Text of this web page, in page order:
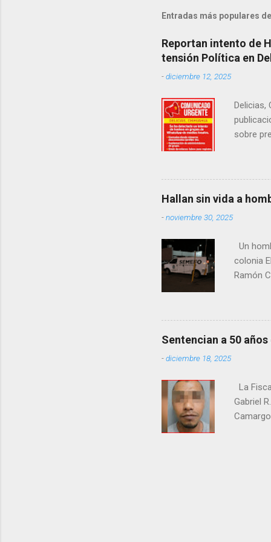
Entradas más populares
Reportan intento de
tensión Política en
-diciembre 12, 2025
Delicias,
sobre
la
los
Hallan sin vida a
-noviembre 30, 2025
Un
colonia
Ramón
zona
Sentencian a 50
-diciembre 18, 2025
La
Gabriel
junio